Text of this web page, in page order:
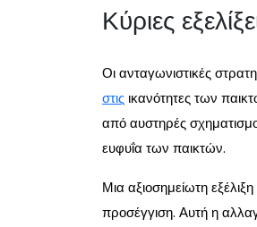
Κύριες
Οι ανταγωνιστικές
στις ικανότητες των
από αυστηρές
ευφυΐα των παικτών.
Μια αξιοσημείωτη
προσέγγιση. Αυτή η